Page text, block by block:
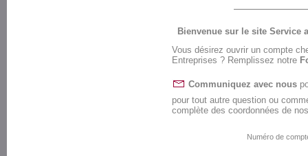
Bienvenue sur le site Service
Vous désirez ouvrir un compte
Entreprises ? Remplissez notre
Communiquez avec nous
pour tout autre question ou
complète des coordonnées de
Numéro de